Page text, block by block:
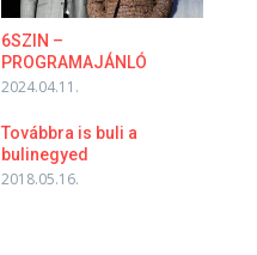
6SZIN –
PROGRAMAJÁNLÓ
2024.04.11.
Továbbra is buli a
bulinegyed
2018.05.16.